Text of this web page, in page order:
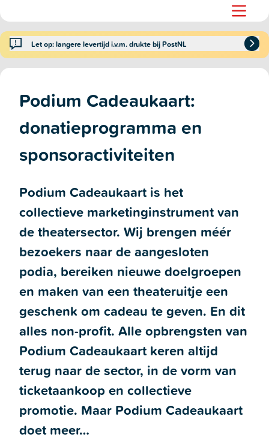
Let op: langere levertijd i.v.m. drukte bij PostNL
Podium Cadeaukaart:
donatieprogramma en
sponsoractiviteiten
Podium Cadeaukaart is het
collectieve marketinginstrument van
de theatersector. Wij brengen méér
bezoekers naar de aangesloten
podia, bereiken nieuwe doelgroepen
en maken van een theateruitje een
geschenk om cadeau te geven. En dit
alles non-profit. Alle opbrengsten van
Podium Cadeaukaart keren altijd
terug naar de sector, in de vorm van
ticketaankoop en collectieve
promotie. Maar Podium Cadeaukaart
doet meer…